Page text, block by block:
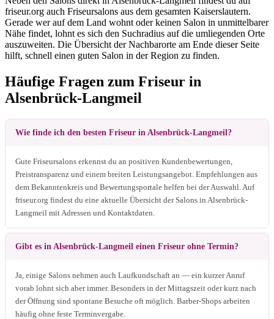
friseur.org auch Friseursalons aus dem gesamten Kaiserslautern.
Gerade wer auf dem Land wohnt oder keinen Salon in unmittelbarer
Nähe findet, lohnt es sich den Suchradius auf die umliegenden Orte
auszuweiten. Die Übersicht der Nachbarorte am Ende dieser Seite
hilft, schnell einen guten Salon in der Region zu finden.
Häufige Fragen zum Friseur in
Alsenbrück-Langmeil
Wie finde ich den besten Friseur in Alsenbrück-Langmeil?
Gute Friseursalons erkennst du an positiven Kundenbewertungen,
Preistransparenz und einem breiten Leistungsangebot. Empfehlungen aus
dem Bekanntenkreis und Bewertungsportale helfen bei der Auswahl. Auf
friseur.org findest du eine aktuelle Übersicht der Salons in Alsenbrück-
Langmeil mit Adressen und Kontaktdaten.
Gibt es in Alsenbrück-Langmeil einen Friseur ohne Termin?
Ja, einige Salons nehmen auch Laufkundschaft an — ein kurzer Anruf
vorab lohnt sich aber immer. Besonders in der Mittagszeit oder kurz nach
der Öffnung sind spontane Besuche oft möglich. Barber-Shops arbeiten
häufig ohne feste Terminvergabe.